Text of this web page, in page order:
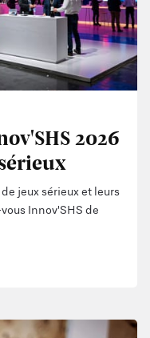
2026
jeux sérieux et leurs
Innov'SHS de